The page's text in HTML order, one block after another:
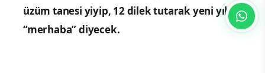
üzüm tanesi yiyip, 12 dilek tutarak yeni yıla
“merhaba” diyecek.